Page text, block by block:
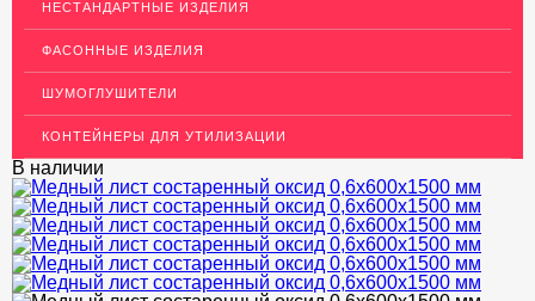
Изделия из Меди
Кабель, провод медный
ЛАТУННЫЙ ПРОКАТ
ДЕКОР НЕРЖАВЕЙКА
ОГРАЖДЕНИЯ ДЛЯ ЛЕСТНИЦ
ЭЛЕКТРОДЫ
НЕСТАНДАРТНЫЕ ИЗДЕЛИЯ
ФАСОННЫЕ ИЗДЕЛИЯ
ШУМОГЛУШИТЕЛИ
КОНТЕЙНЕРЫ ДЛЯ УТИЛИЗАЦИИ
В наличии